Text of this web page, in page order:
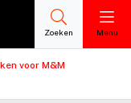
Zoeken Menu
voor M&M